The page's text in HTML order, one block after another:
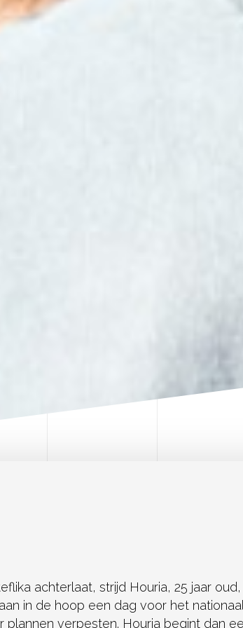
achterlaat, strijd Houria, 25 jaar
in de hoop een dag voor het
plannen verpesten. Houria begint dan